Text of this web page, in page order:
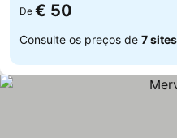
De € 50
Consulte os preços de 7 sites